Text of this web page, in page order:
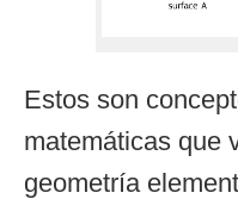
Estos son
matemáticas que
geometría